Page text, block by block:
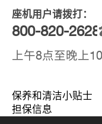
座机用户请拨打：
800-820-2628
上午8点至晚上
保养和清洁小贴士
担保信息